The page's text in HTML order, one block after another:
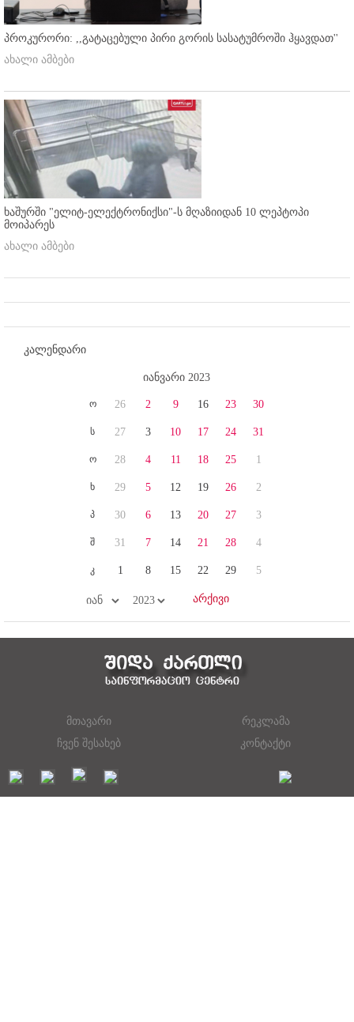
პროკურორი: ,,გატაცებული პირი გორის სასატუმროში ჰყავდათ''
ახალი ამბები
ხაშურში "ელიტ-ელექტრონიქსი"-ს მღაზიიდან 10 ლეპტოპი
მოიპარეს
ახალი ამბები
კალენდარი
იანვარი 2023
ო
ს
ო
ხ
პ
შ
კ
26
27
28
29
30
31
1
2
3
4
5
6
7
8
9
10
11
12
13
14
15
16
17
18
19
20
21
22
23
24
25
26
27
28
29
30
31
1
2
3
4
5
მთავარი
რეკლამა
ჩვენ შესახებ
კონტაქტი